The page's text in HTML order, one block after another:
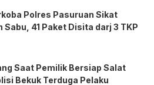
Polres Pasuruan Sikat
Sabu, 41 Paket Disita darj 3 TKP
Saat Pemilik Bersiap Salat
Bekuk Terduga Pelaku